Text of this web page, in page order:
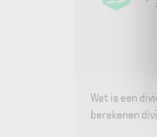
Wat is een
berekenen